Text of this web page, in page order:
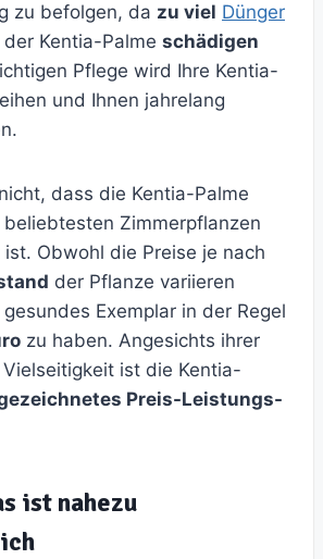
zu befolgen, da zu viel Dünger
Kentia-Palme schädigen
Pflege wird Ihre Kentia-
und Ihnen jahrelang
dass die Kentia-Palme
Zimmerpflanzen
Obwohl die Preise je nach
der Pflanze variieren
Exemplar in der Regel
zu haben. Angesichts ihrer
ist die Kentia-
Preis-Leistungs-
ist nahezu